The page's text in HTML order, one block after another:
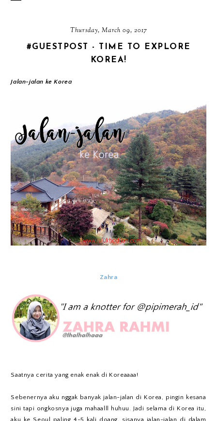
Thursday, March 09, 2017
#GUESTPOST - TIME TO EXPLORE
KOREA!
Jalan-jalan ke Korea
Zahra
Saatnya cerita yang enak enak di Koreaaaa!
Sebenernya aku nggak banyak jalan-jalan di Korea, pingin kesana
sini tapi ongkosnya juga mahaalll huhuu. Jadi selama di Korea itu,
aku ke Seoul paling 4-5 kali doang, sisanya jalan-jalan di dalam